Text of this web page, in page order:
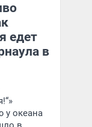
едет
в
у океана